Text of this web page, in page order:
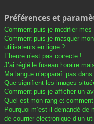
Préférences et
Comment puis-je modifier mes
Comment puis-je masquer
utilisateurs en ligne ?
L’heure n’est pas correcte !
J’ai réglé le fuseau horaire
Ma langue n’apparaît pas
Que signifient les images
Comment puis-je afficher un
Quel est mon rang et
Pourquoi m’est-il demandé
de courrier électronique d’un